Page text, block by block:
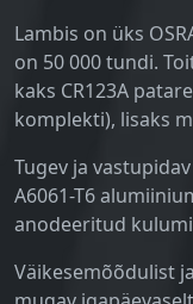
Lambis on üks
on 50 000 tundi.
kaks CR123A
komplekti), lisaks
Tugev ja
A6061-T6
anodeeritud
Väikesemõõdulist